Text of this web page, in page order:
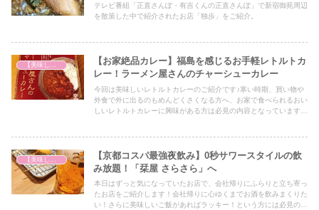
テレビ番組「正直さんぽ・有吉くんの正直さんぽ」で新宿御苑周辺
を散策した中で紹介されたお店「独歩」をご紹介。
【お家絶品カレー】福島を感じるお手軽レトルトカ
レー！ラーメン屋さんのチャーシューカレー
今回は美味しいレトルトカレーのご紹介です♪寒い時期、買い物や
外食で外に出るのもめんどくさくなる方へ、お家で食べられるおい
しいレトルトカレーに興味がある方は必見の内容となっていますの
【京都コスパ最強夜飲み】0秒サワースタイルの飲
み放題！「栞屋 さらさら」へ
本日はずっと気になっていたお店で、会社帰りにふらりと立ち寄っ
たお店をご紹介します！会社帰りに心ゆくまでお酒を飲みまくりた
い！さらに美味しいご飯があればラッキー！という方には必見の内